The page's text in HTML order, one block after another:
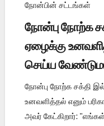
நோன்பின் சட்டங்கள்
நோன்பு நோற்க
ஏழைக்கு
செய்ய
நோன்பு நோற்க சக்தி
உனவளித்தல் எனும்
அவர் கேட்கிறார்: